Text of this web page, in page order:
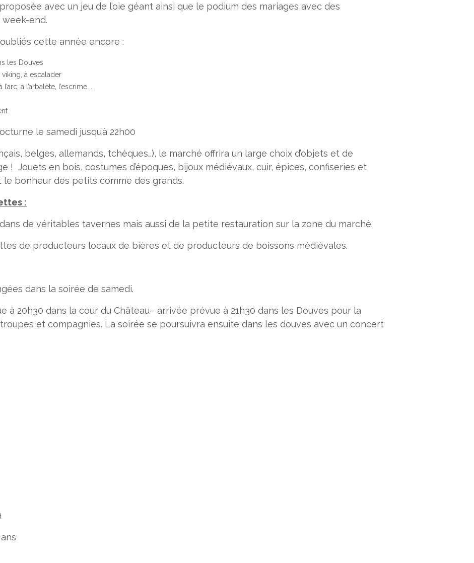
avec un jeu de l’oie géant ainsi que le podium des mariages avec des
end.
cette année encore :
les Douves
viking, à escalader
à l’arbalète, l’escrime….
le samedi jusqu’à 22h00
belges, allemands, tchèques…), le marché offrira un large choix d’objets et de
! Jouets en bois, costumes d’époques, bijoux médiévaux, cuir, épices, confiseries et
bonheur des petits comme des grands.
:
de véritables tavernes mais aussi de la petite restauration sur la zone du marché.
de producteurs locaux de bières et de producteurs de boissons médiévales.
dans la soirée de samedi.
à 20h30 dans la cour du Château– arrivée prévue à 21h30 dans les Douves pour la
et compagnies. La soirée se poursuivra ensuite dans les douves avec un concert